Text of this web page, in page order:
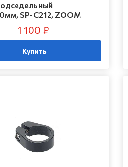
SP-C212, ZOOM
1 100 ₽
Купить